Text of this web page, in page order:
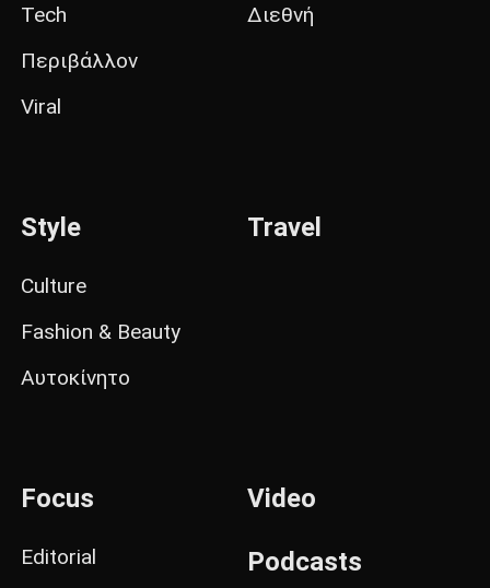
Tech
Περιβάλλον
Viral
Διεθνή
Style
Culture
Fashion & Beauty
Αυτοκίνητο
Travel
Focus
Editorial
Video
Podcasts